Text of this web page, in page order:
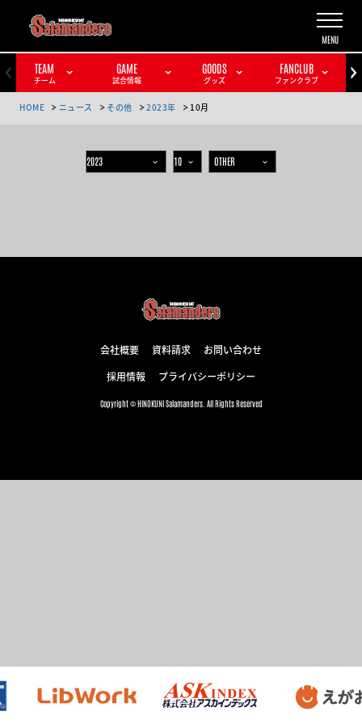
TEAM
チーム
GAME
試合情報
GOODS
グッズ
FANCLUB
ファンクラブ
HOME ニュース その他 2023年 10月
会社概要 資料請求 お問い合わせ
採用情報 プライバシーポリシー
Copyright © HINOKUNI Salamanders. All Rights Reserved